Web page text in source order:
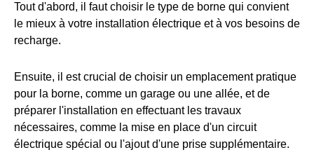
Tout d'abord, il faut choisir le type de borne qui convient
le mieux à votre installation électrique et à vos besoins de
recharge.
Ensuite, il est crucial de choisir un emplacement pratique
pour la borne, comme un garage ou une allée, et de
préparer l'installation en effectuant les travaux
nécessaires, comme la mise en place d'un circuit
électrique spécial ou l'ajout d'une prise supplémentaire.